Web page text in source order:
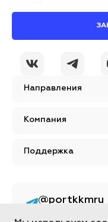
Направления
Компания
Поддержка
@portkkmru